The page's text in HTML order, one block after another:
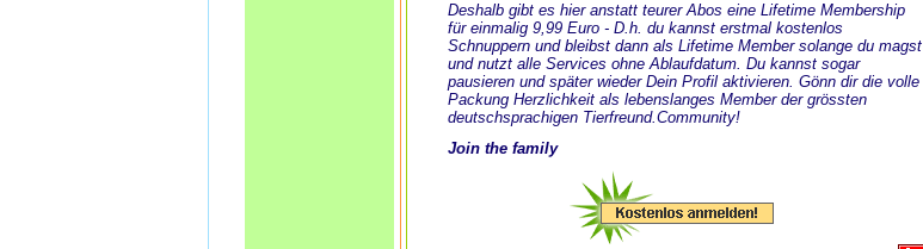
Deshalb gibt es hier anstatt teurer Abos eine Lifetime Membership
für einmalig 9,99 Euro - D.h. du kannst erstmal kostenlos
Schnuppern und bleibst dann als Lifetime Member solange du magst
und nutzt alle Services ohne Ablaufdatum. Du kannst sogar
pausieren und später wieder Dein Profil aktivieren. Gönn dir die volle
Packung Herzlichkeit als lebenslanges Member der grössten
deutschsprachigen Tierfreund.Community!
Join the family